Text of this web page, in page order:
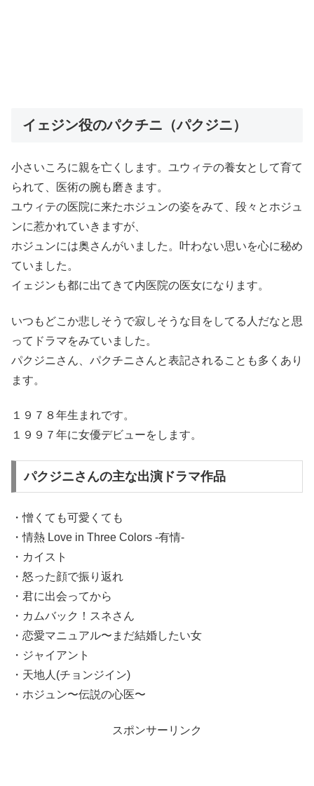
イェジン役のパクチニ（パクジニ）
小さいころに親を亡くします。ユウィテの養女として育て
られて、医術の腕も磨きます。
ユウィテの医院に来たホジュンの姿をみて、段々とホジュ
ンに惹かれていきますが、
ホジュンには奥さんがいました。叶わない思いを心に秘め
ていました。
イェジンも都に出てきて内医院の医女になります。
いつもどこか悲しそうで寂しそうな目をしてる人だなと思
ってドラマをみていました。
パクジニさん、パクチニさんと表記されることも多くあり
ます。
１９７８年生まれです。
１９９７年に女優デビューをします。
パクジニさんの主な出演ドラマ作品
・憎くても可愛くても
・情熱 Love in Three Colors -有情-
・カイスト
・怒った顔で振り返れ
・君に出会ってから
・カムバック！スネさん
・恋愛マニュアル〜まだ結婚したい女
・ジャイアント
・天地人(チョンジイン)
・ホジュン〜伝説の心医〜
スポンサーリンク